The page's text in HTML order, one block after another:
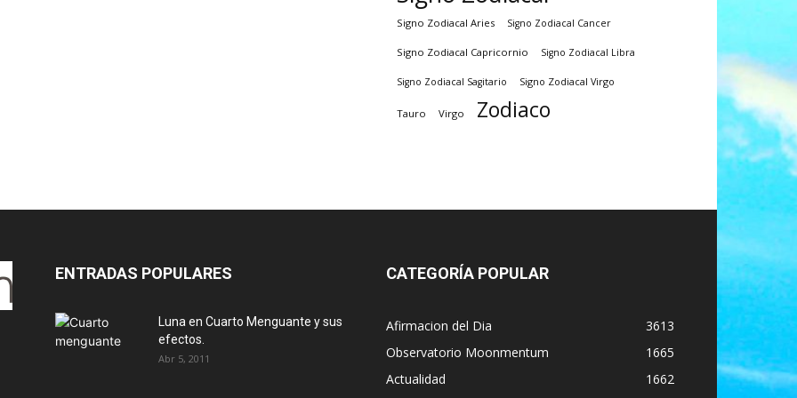
Signo Zodiacal Aries Signo Zodiacal Cancer
Signo Zodiacal Capricornio Signo Zodiacal Libra
Signo Zodiacal Sagitario Signo Zodiacal Virgo
Tauro Virgo Zodiaco
ENTRADAS POPULARES
Luna en Cuarto Menguante y sus
efectos.
Abr 5, 2011
CATEGORÍA POPULAR
Afirmacion del Dia
3613
Observatorio Moonmentum
1665
Actualidad
1662